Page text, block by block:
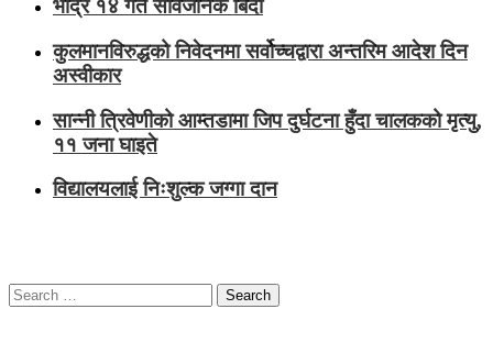
भाद्र १४ गते सार्वजनिक बिदा
कुलमानविरुद्धको निवेदनमा सर्वोच्चद्वारा अन्तरिम आदेश दिन
अस्वीकार
सान्नी त्रिवेणीको आम्तडामा जिप दुर्घटना हुँदा चालकको मृत्यु,
११ जना घाइते
विद्यालयलाई निःशुल्क जग्गा दान
Search
for: